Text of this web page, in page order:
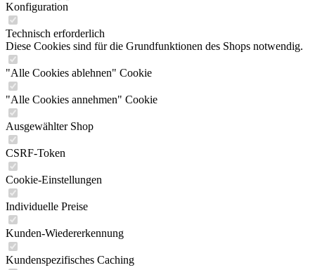
Konfiguration
Technisch erforderlich
Diese Cookies sind für die Grundfunktionen des Shops notwendig.
"Alle Cookies ablehnen" Cookie
"Alle Cookies annehmen" Cookie
Ausgewählter Shop
CSRF-Token
Cookie-Einstellungen
Individuelle Preise
Kunden-Wiedererkennung
Kundenspezifisches Caching